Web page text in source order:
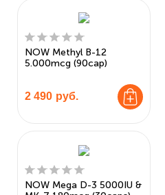
NOW Methyl B-12
5.000mcg (90cap)
2 490 руб.
NOW Mega D-3 5000IU &